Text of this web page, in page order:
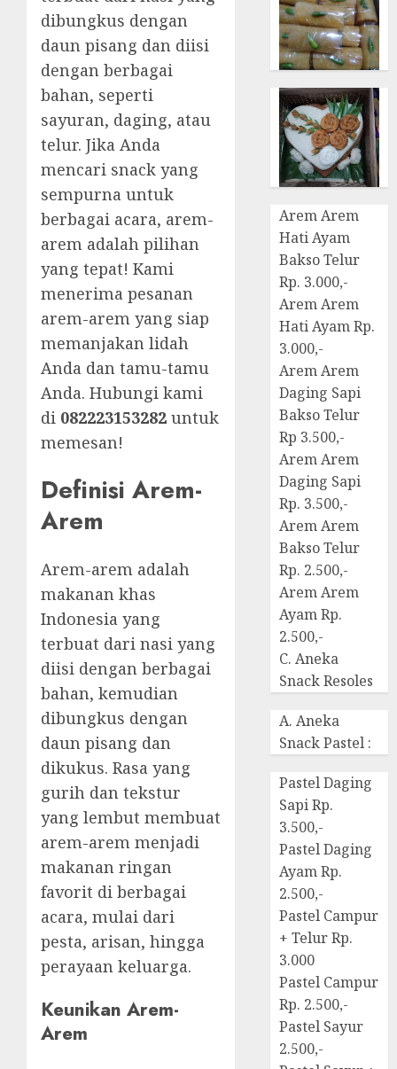
dibungkus dengan
daun pisang dan diisi
dengan berbagai
bahan, seperti
sayuran, daging, atau
telur. Jika Anda
mencari snack yang
sempurna untuk
berbagai acara, arem-
arem adalah pilihan
yang tepat! Kami
menerima pesanan
arem-arem yang siap
memanjakan lidah
Anda dan tamu-tamu
Anda. Hubungi kami
di 082223153282 untuk
memesan!
Definisi Arem-
Arem
Arem-arem adalah
makanan khas
Indonesia yang
terbuat dari nasi yang
diisi dengan berbagai
bahan, kemudian
dibungkus dengan
daun pisang dan
dikukus. Rasa yang
gurih dan tekstur
yang lembut membuat
arem-arem menjadi
makanan ringan
favorit di berbagai
acara, mulai dari
pesta, arisan, hingga
perayaan keluarga.
Keunikan Arem-
Arem
Arem Arem
Hati Ayam
Bakso Telur
Rp. 3.000,-
Arem Arem
Hati Ayam Rp.
3.000,-
Arem Arem
Daging Sapi
Bakso Telur
Rp 3.500,-
Arem Arem
Daging Sapi
Rp. 3.500,-
Arem Arem
Bakso Telur
Rp. 2.500,-
Arem Arem
Ayam Rp.
2.500,-
C. Aneka
Snack Resoles
A. Aneka
Snack Pastel :
Pastel Daging
Sapi Rp.
3.500,-
Pastel Daging
Ayam Rp.
2.500,-
Pastel Campur
+ Telur Rp.
3.000
Pastel Campur
Rp. 2.500,-
Pastel Sayur
2.500,-